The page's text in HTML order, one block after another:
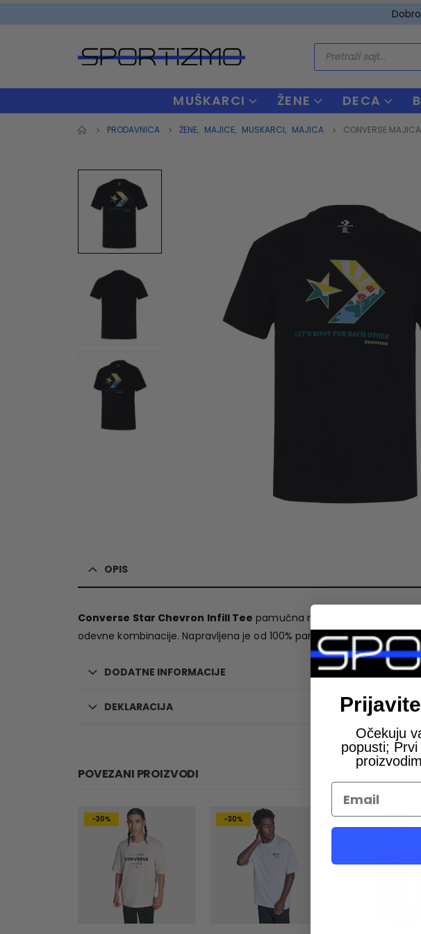
Products
search
MUŠKARCI ŽENE DECA
PRODAVNICA ŽENE, MAJICE, MUSKARCI, MAJICA CONVERSE
OPIS
Converse Star Chevron Infill Tee pamučna majica sa zanimljivom
odevne kombinacije. Napravljena je od 100% pamuka.
DODATNE INFORMACIJE
DEKLARACIJA
POVEZANI PROIZVODI
-30% -30% -30%
Očekuju
popusti;